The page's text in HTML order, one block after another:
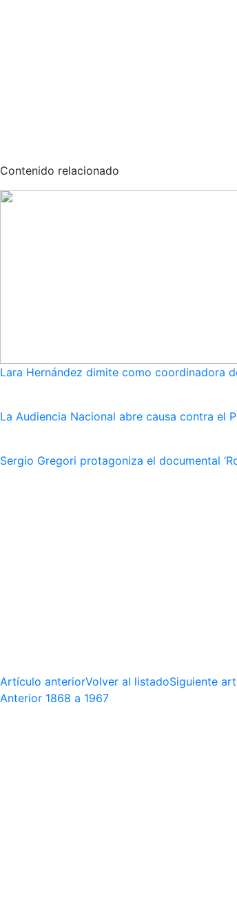
Contenido relacionado
Lara Hernández dimite como coordinadora
La Audiencia Nacional abre causa contra el
Sergio Gregori protagoniza el documental
Artículo anteriorVolver al listadoSiguiente
Anterior 1868 a 1967